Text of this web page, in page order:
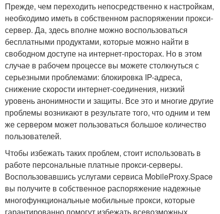
Прежде, чем переходить непосредственно к настройкам,
необходимо иметь в собственном распоряжении прокси-
сервер. Да, здесь вполне можно воспользоваться
бесплатными продуктами, которые можно найти в
свободном доступе на интернет-просторах. Но в этом
случае в рабочем процессе вы можете столкнуться с
серьезными проблемами: блокировка IP-адреса,
снижение скорости интернет-соединения, низкий
уровень анонимности и защиты. Все это и многие другие
проблемы возникают в результате того, что одним и тем
же сервером может пользоваться большое количество
пользователей.
Чтобы избежать таких проблем, стоит использовать в
работе персональные платные прокси-серверы.
Воспользовавшись услугами сервиса MobileProxy.Space
вы получите в собственное распоряжение надежные
многофункциональные мобильные прокси, которые